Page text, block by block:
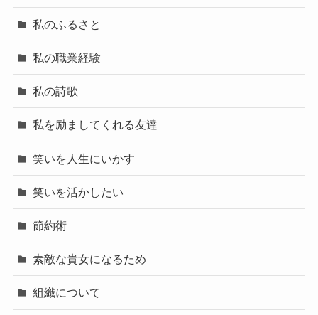
私のふるさと
私の職業経験
私の詩歌
私を励ましてくれる友達
笑いを人生にいかす
笑いを活かしたい
節約術
素敵な貴女になるため
組織について